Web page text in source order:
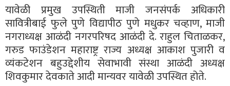
यावेळी प्रमुख उपस्थिती माजी जनसंपर्क अधिकारी
सावित्रीबाई फुले पुणे विद्यापीठ पुणे मधुकर चव्हाण, माजी
नगराध्यक्ष आळंदी नगरपरिषद आळंदी दे. राहुल चिताळकर,
गरुड फाउंडेशन महाराष्ट्र राज्य अध्यक्ष आकाश पुजारी व
व्यंकटेशन बहुउद्देशीय सेवाभावी संस्था आळंदी अध्यक्ष
शिवकुमार देवकाते आदी मान्यवर यावेळी उपस्थित होते.